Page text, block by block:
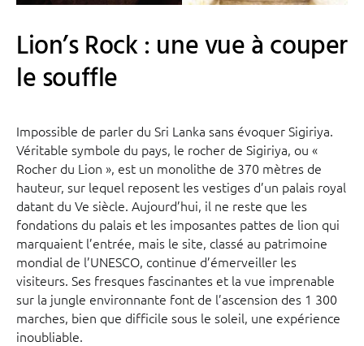
Lion’s Rock : une vue à couper
le souffle
Impossible de parler du Sri Lanka sans évoquer Sigiriya.
Véritable symbole du pays, le rocher de Sigiriya, ou «
Rocher du Lion », est un monolithe de 370 mètres de
hauteur, sur lequel reposent les vestiges d’un palais royal
datant du Ve siècle. Aujourd’hui, il ne reste que les
fondations du palais et les imposantes pattes de lion qui
marquaient l’entrée, mais le site, classé au patrimoine
mondial de l’UNESCO, continue d’émerveiller les
visiteurs. Ses fresques fascinantes et la vue imprenable
sur la jungle environnante font de l’ascension des 1 300
marches, bien que difficile sous le soleil, une expérience
inoubliable.